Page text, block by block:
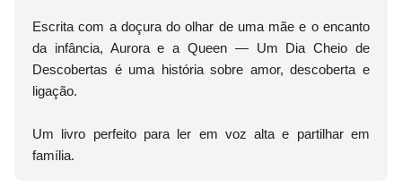
Escrita com a doçura do olhar de uma mãe e o encanto
da infância, Aurora e a Queen — Um Dia Cheio de
Descobertas é uma história sobre amor, descoberta e
ligação.
Um livro perfeito para ler em voz alta e partilhar em
família.